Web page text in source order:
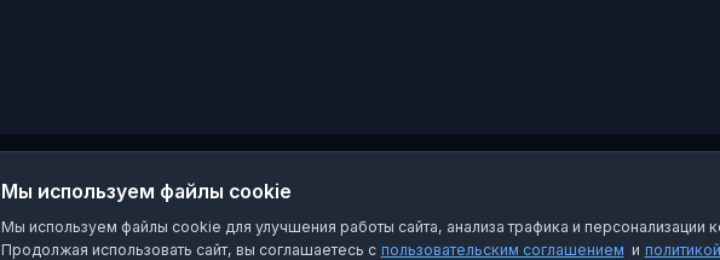
Мы используем файлы cookie
Мы используем файлы cookie для улучшения работы сайта, анализа трафика и персонализации
Продолжая использовать сайт, вы соглашаетесь с пользовательским соглашением и политикой